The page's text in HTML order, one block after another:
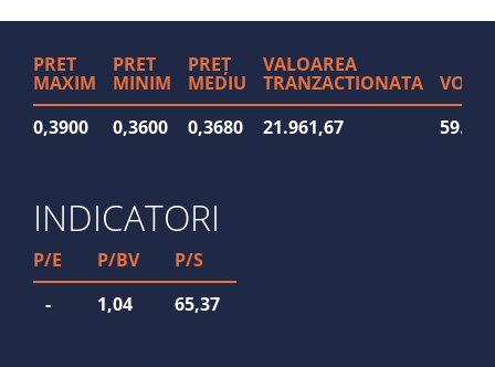
PRET
MAXIM
PRET
MINIM
PREȚ
MEDIU
VALOAREA
TRANZACTIONATA
0,3900
0,3600 0,3680 21.961,67 59.607
INDICATORI
P/E P/BV
P/S
-
1,04 65,37